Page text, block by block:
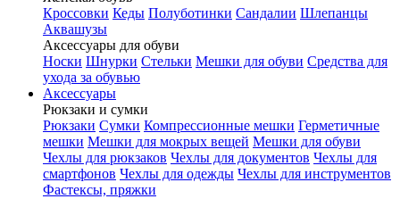
Кроссовки Кеды Полуботинки Сандалии Шлепанцы
Аквашузы
Аксессуары для обуви
Носки Шнурки Стельки Мешки для обуви Средства для
ухода за обувью
Аксессуары
Рюкзаки и сумки
Рюкзаки Сумки Компрессионные мешки Герметичные
мешки Мешки для мокрых вещей Мешки для обуви
Чехлы для рюкзаков Чехлы для документов Чехлы для
смартфонов Чехлы для одежды Чехлы для инструментов
Фастексы, пряжки